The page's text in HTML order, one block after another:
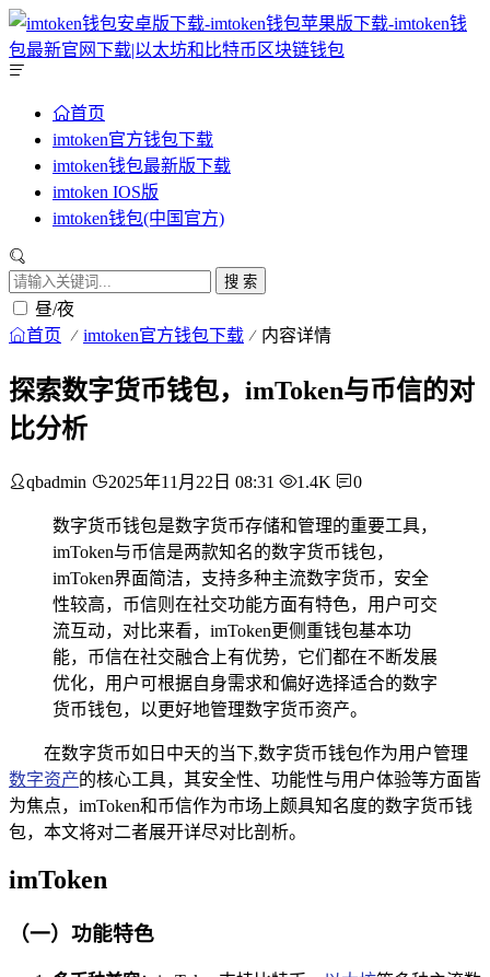
首页
imtoken官方钱包下载
imtoken钱包最新版下载
imtoken IOS版
imtoken钱包(中国官方)
搜 索
昼/夜
首页 imtoken官方钱包下载 内容详情
探索数字货币钱包，imToken与币信的对
比分析
qbadmin 2025年11月22日 08:31 1.4K 0
数字货币钱包是数字货币存储和管理的重要工具，
imToken与币信是两款知名的数字货币钱包，
imToken界面简洁，支持多种主流数字货币，安全
性较高，币信则在社交功能方面有特色，用户可交
流互动，对比来看，imToken更侧重钱包基本功
能，币信在社交融合上有优势，它们都在不断发展
优化，用户可根据自身需求和偏好选择适合的数字
货币钱包，以更好地管理数字货币资产。
在数字货币如日中天的当下,数字货币钱包作为用户管理
数字资产的核心工具，其安全性、功能性与用户体验等方面皆
为焦点，imToken和币信作为市场上颇具知名度的数字货币钱
包，本文将对二者展开详尽对比剖析。
imToken
（一）功能特色